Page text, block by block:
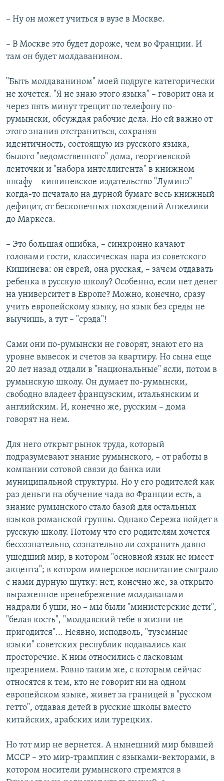
– Ну он может учиться в вузе в Москве.
– В Москве это будет дороже, чем во Франции. И
там он будет молдаванином.
"Быть молдаванином" моей подруге категорически
не хочется. "Я не знаю этого языка" – говорит она и
через пять минут трещит по телефону по-
румынски, обсуждая рабочие дела. Но ей важно от
этого знания отстраниться, сохраняя
идентичность, состоящую из русского языка,
былого "ведомственного" дома, георгиевской
ленточки и "набора интеллигента" в книжном
шкафу – кишиневское издательство "Луминэ"
когда-то печатало на дурной бумаге весь книжный
дефицит, от бесконечных похождений Анжелики
до Маркеса.
– Это большая ошибка, – синхронно качают
головами гости, классическая пара из советского
Кишинева: он еврей, она русская, – зачем отдавать
ребенка в русскую школу? Особенно, если нет денег
на университет в Европе? Можно, конечно, сразу
учить европейскому языку, но язык без среды не
выучишь, а тут – "срэда"!
Сами они по-румынски не говорят, знают его на
уровне вывесок и счетов за квартиру. Но сына еще
20 лет назад отдали в "национальные" ясли, потом в
румынскую школу. Он думает по-румынски,
свободно владеет французским, итальянским и
английским. И, конечно же, русским – дома
говорят на нем.
Для него открыт рынок труда, который
подразумевают знание румынского, – от работы в
компании сотовой связи до банка или
муниципальной структуры. Но у его родителей как
раз деньги на обучение чада во Франции есть, а
знание румынского стало базой для остальных
языков романской группы. Однако Сережа пойдет в
русскую школу. Потому что его родителям хочется
бессознательно, сознательно ли сохранить давно
ушедший мир, в котором "основной язык не имеет
акцента"; в котором имперское воспитание сыграло
с нами дурную шутку: нет, конечно же, за открыто
выраженное пренебрежение молдаванами
надрали б уши, но – мы были "министерские дети",
"белая кость", "молдавский тебе в жизни не
пригодится"... Неявно, исподволь, "туземные
языки" советских республик подавались как
просторечие. К ним относились с ласковым
презрением. Ровно таким же, с которым сейчас
относятся к тем, кто не говорит ни на одном
европейском языке, живет за границей в "русском
гетто", отдавая детей в русские школы вместо
китайских, арабских или турецких.
Но тот мир не вернется. А нынешний мир бывшей
МССР – это мир-трамплин с языками-векторами, в
котором носители румынского стремятся в